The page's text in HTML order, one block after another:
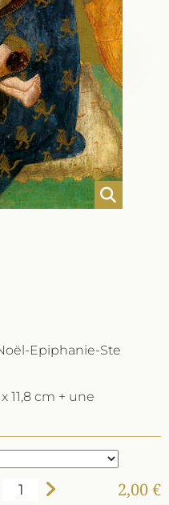
Epiphanie-Ste
11,8 cm + une
2,00 €